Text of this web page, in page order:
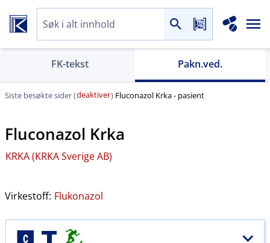
FK-tekst Pakn.ved.
Siste besøkte sider (deaktiver) Fluconazol Krka - pasient
Fluconazol Krka
KRKA (KRKA Sverige AB)
Virkestoff: Flukonazol